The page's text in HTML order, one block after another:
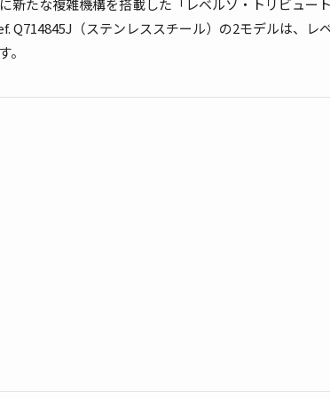
Q714845J（ステンレススチール）の2モデルは、レ